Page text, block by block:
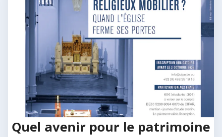
Quel avenir pour le patrimoine